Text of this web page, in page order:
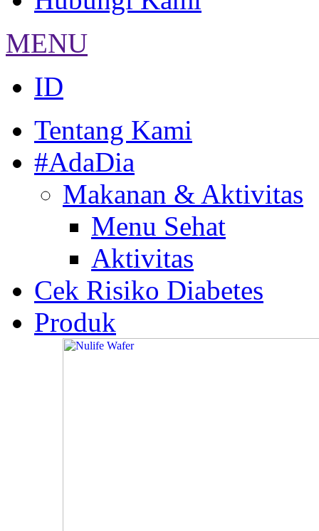
MENU
ID
Tentang Kami
#AdaDia
Makanan & Aktivitas
Menu Sehat
Aktivitas
Cek Risiko Diabetes
Produk